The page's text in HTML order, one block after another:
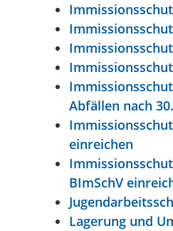
Abfällen nach
einreichen
BImSchV
Lagerung und